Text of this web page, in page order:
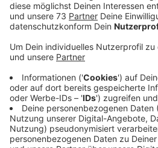
Mit TV Show zur großen
Anzeige
©Radio WMW
Anzeige